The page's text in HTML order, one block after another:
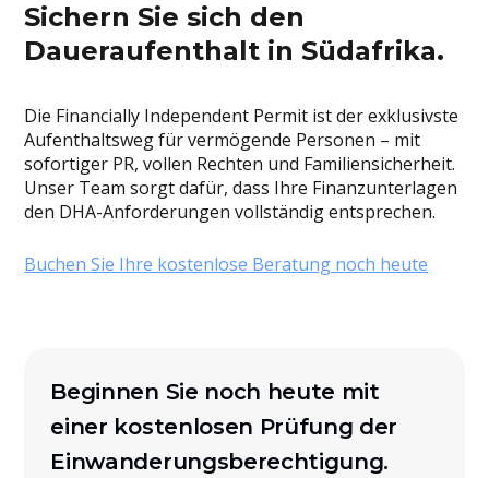
Sichern Sie sich den
Daueraufenthalt in Südafrika.
Die Financially Independent Permit ist der exklusivste
Aufenthaltsweg für vermögende Personen – mit
sofortiger PR, vollen Rechten und Familiensicherheit.
Unser Team sorgt dafür, dass Ihre Finanzunterlagen
den DHA-Anforderungen vollständig entsprechen.
Buchen Sie Ihre kostenlose Beratung noch heute
Beginnen Sie noch heute mit
einer kostenlosen Prüfung der
Einwanderungsberechtigung.